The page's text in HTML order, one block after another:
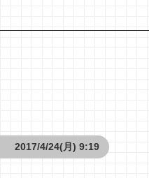
2017/4/24(月) 9:19